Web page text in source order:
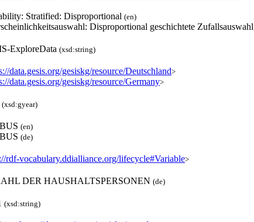
Stratified: Disproportional (en)
Disproportional geschichtete Zufallsauswahl
ExploreData (xsd:string)
data.gesis.org/gesiskg/resource/Deutschland>
data.gesis.org/gesiskg/resource/Germany>
(xsd:gyear)
(en)
(de)
rdf-vocabulary.ddialliance.org/lifecycle#Variable>
DER HAUSHALTSPERSONEN (de)
(xsd:string)